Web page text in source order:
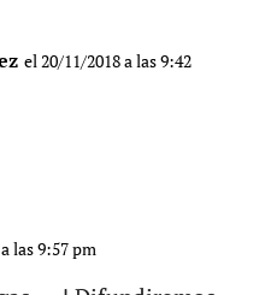
el 20/11/2018 a las 9:42
las 9:57 pm